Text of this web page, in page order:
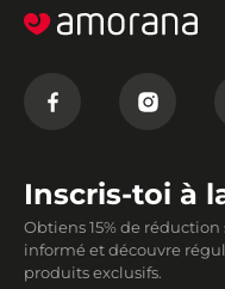
Inscris-toi à
Obtiens 15% de
informé et découvre
produits exclusifs.